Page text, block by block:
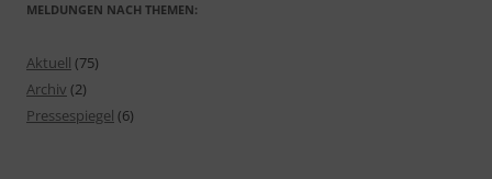
MELDUNGEN NACH THEMEN:
Aktuell (75)
Archiv (2)
Pressespiegel (6)